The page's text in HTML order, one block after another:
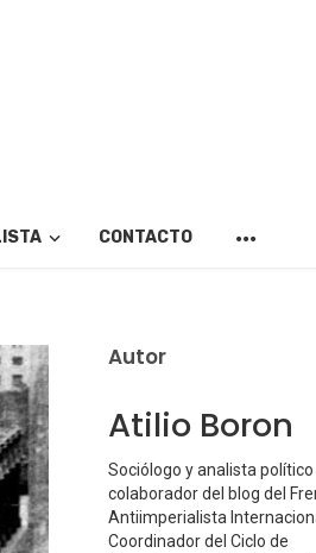
CONTACTO
Autor
Atilio Boron
Sociólogo y analista
colaborador del blog del
Antiimperialista
Coordinador del Ciclo de